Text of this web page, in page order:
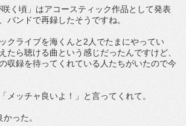
く頃」はアコースティック作品として発表
バンドで再録したそうですね。
クライブを海くんと2人でたまにやってい
たら聴ける曲という感じだったんですけど、
収録を待ってくれている人たちがいたので今
メッチャ良いよ！」と言ってくれて。
った。